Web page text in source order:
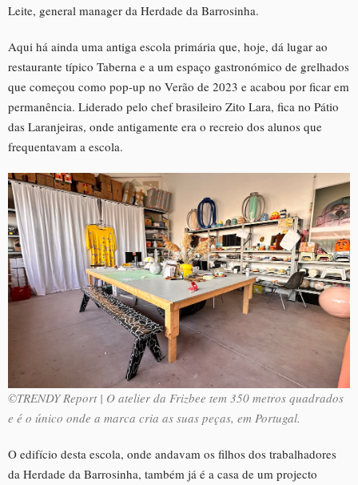
Leite, general manager da Herdade da Barrosinha.
Aqui há ainda uma antiga escola primária que, hoje, dá lugar ao
restaurante típico Taberna e a um espaço gastronómico de grelhados
que começou como pop-up no Verão de 2023 e acabou por ficar em
permanência. Liderado pelo chef brasileiro Zito Lara, fica no Pátio
das Laranjeiras, onde antigamente era o recreio dos alunos que
frequentavam a escola.
©TRENDY Report | O atelier da Frizbee tem 350 metros quadrados
e é o único onde a marca cria as suas peças, em Portugal.
O edifício desta escola, onde andavam os filhos dos trabalhadores
da Herdade da Barrosinha, também já é a casa de um projecto